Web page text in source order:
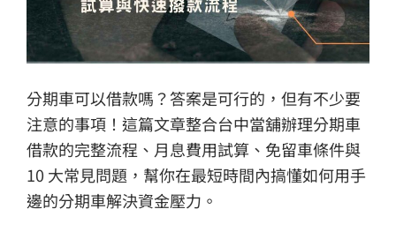
分期車可以借款嗎？答案是可行的，但有不少要
注意的事項！這篇文章整合台中當舖辦理分期車
借款的完整流程、月息費用試算、免留車條件與
10 大常見問題，幫你在最短時間內搞懂如何用手
邊的分期車解決資金壓力。